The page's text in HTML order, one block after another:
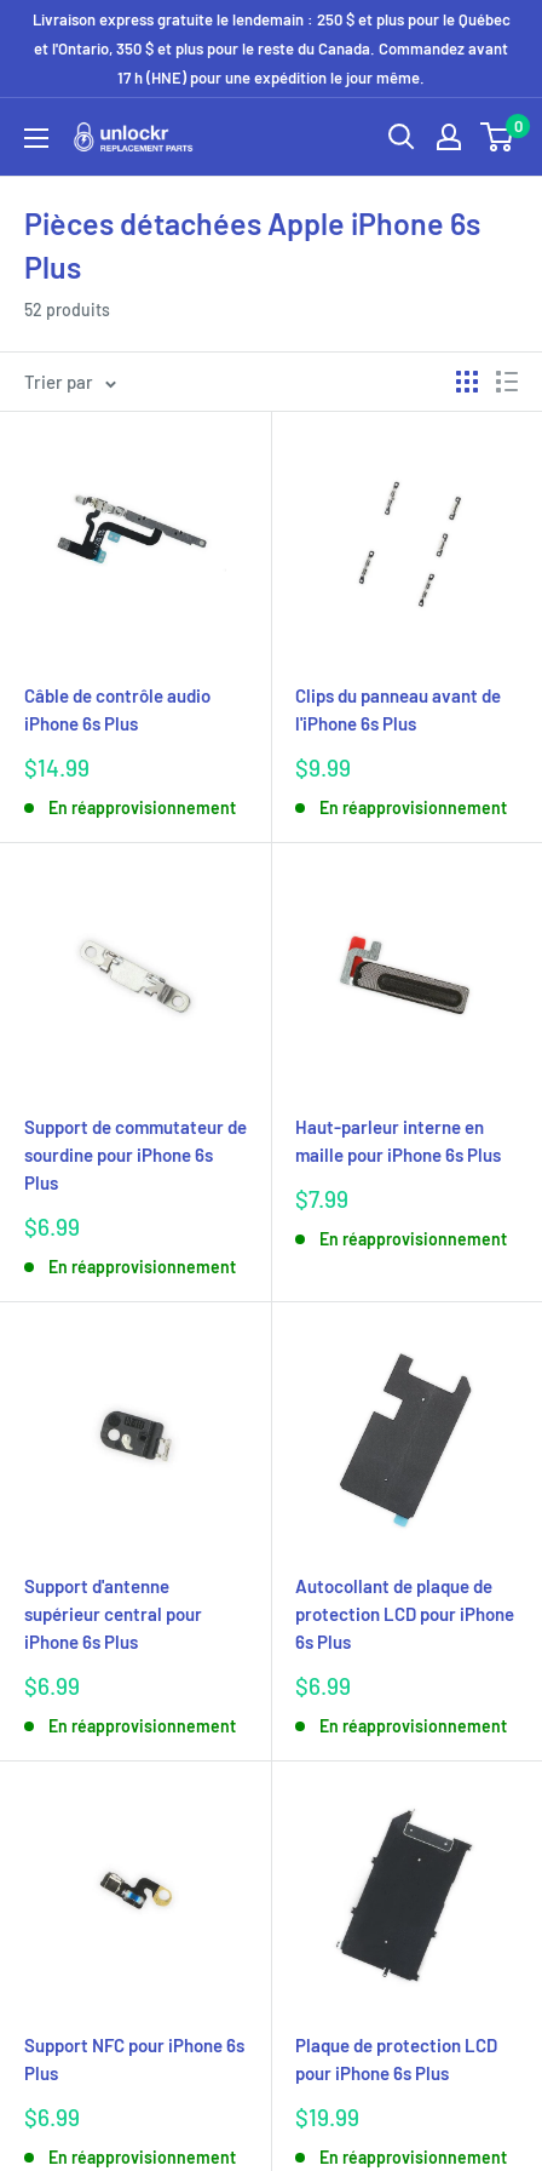
PasserLivraison express gratuite le lendemain : 250 $ et plus pour le Québec
et l'Ontario, 350 $ et plus pour le reste du Canada. Commandez avant
17 h (HNE) pour une expédition le jour même.
Unlockr
0
Pièces détachées Apple iPhone 6s
Plus
52 produits
Trier par
Câble de contrôle audio
iPhone 6s Plus
Prix
$14.99
En réapprovisionnement
Clips du panneau avant de
l'iPhone 6s Plus
Prix
$9.99
En réapprovisionnement
Support de commutateur de
sourdine pour iPhone 6s
Plus
Prix
$6.99
En réapprovisionnement
Haut-parleur interne en
maille pour iPhone 6s Plus
Prix
$7.99
En réapprovisionnement
Support d'antenne
supérieur central pour
iPhone 6s Plus
Prix
$6.99
En réapprovisionnement
Autocollant de plaque de
protection LCD pour iPhone
6s Plus
Prix
$6.99
En réapprovisionnement
Support NFC pour iPhone 6s
Plus
Prix
$6.99
En réapprovisionnement
Plaque de protection LCD
pour iPhone 6s Plus
Prix
$19.99
En réapprovisionnement